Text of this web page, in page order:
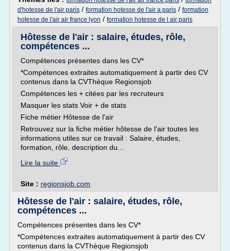
d'hotesse de l'air paris / formation hotesse de l'air a paris / formation
hotesse de l'air air france lyon / formation hotesse de l air paris
Hôtesse de l'air : salaire, études, rôle,
compétences ...
Compétences présentes dans les CV*
*Compétences extraites automatiquement à partir des CV
contenus dans la CVThèque Regionsjob
Compétences les + citées par les recruteurs
Masquer les stats Voir + de stats
Fiche métier Hôtesse de l'air
Retrouvez sur la fiche métier hôtesse de l'air toutes les
informations utiles sur ce travail : Salaire, études,
formation, rôle, description du...
Lire la suite
Site : regionsjob.com
Hôtesse de l'air : salaire, études, rôle,
compétences ...
Compétences présentes dans les CV*
*Compétences extraites automatiquement à partir des CV
contenus dans la CVThèque Regionsjob